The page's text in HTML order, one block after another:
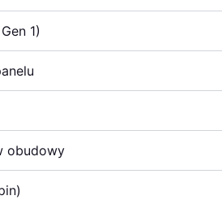
1)
obudowy